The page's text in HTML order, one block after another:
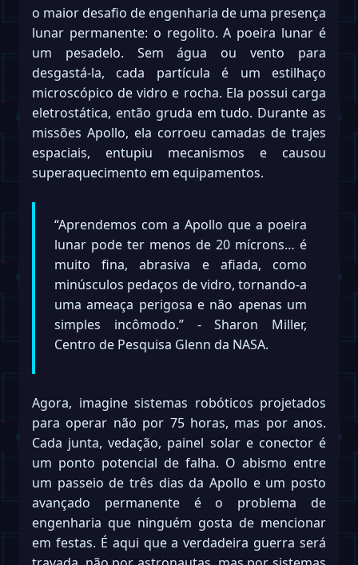
o maior desafio de engenharia de uma presença
lunar permanente: o regolito. A poeira lunar é
um pesadelo. Sem água ou vento para
desgastá-la, cada partícula é um estilhaço
microscópico de vidro e rocha. Ela possui carga
eletrostática, então gruda em tudo. Durante as
missões Apollo, ela corroeu camadas de trajes
espaciais, entupiu mecanismos e causou
superaquecimento em equipamentos.
“Aprendemos com a Apollo que a poeira
lunar pode ter menos de 20 mícrons… é
muito fina, abrasiva e afiada, como
minúsculos pedaços de vidro, tornando-a
uma ameaça perigosa e não apenas um
simples incômodo.” - Sharon Miller,
Centro de Pesquisa Glenn da NASA.
Agora, imagine sistemas robóticos projetados
para operar não por 75 horas, mas por anos.
Cada junta, vedação, painel solar e conector é
um ponto potencial de falha. O abismo entre
um passeio de três dias da Apollo e um posto
avançado permanente é o problema de
engenharia que ninguém gosta de mencionar
em festas. É aqui que a verdadeira guerra será